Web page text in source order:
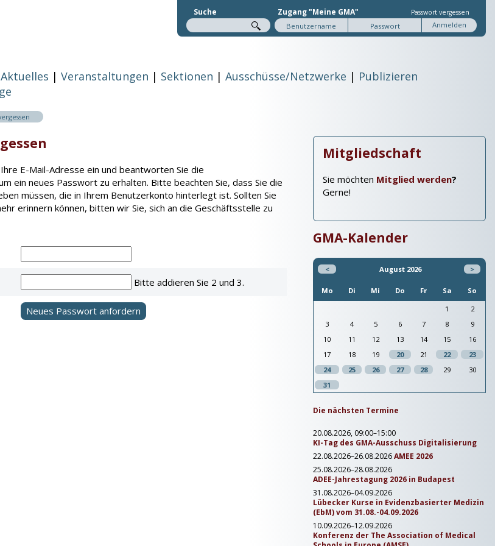
Suche Zugang "Meine GMA" Passwort vergessen
Aktuelles Veranstaltungen Sektionen Ausschüsse/Netzwerke
Publizieren
E-Mail-Adresse ein und beantworten Sie die
ein neues Passwort zu erhalten. Bitte beachten Sie, dass Sie die
müssen, die in Ihrem Benutzerkonto hinterlegt ist. Sollten Sie
erinnern können, bitten wir Sie, sich an die Geschäftsstelle zu
Bitte addieren Sie 2 und 3.
Mitgliedschaft
Sie möchten Mitglied werden?
Gerne!
GMA-Kalender
< August 2026 >
Mo Di Mi Do Fr Sa
So
1
2
3
4 5 6 7 8
9
10
11 12 13 14 15
16
17
18 19 20 21 22
23
24
25 26 27 28 29
30
31
Die nächsten Termine
20.08.2026, 09:00–15:00
KI-Tag des GMA-Ausschuss Digitalisierung
22.08.2026–26.08.2026AMEE 2026
25.08.2026–28.08.2026
ADEE-Jahrestagung 2026 in Budapest
31.08.2026–04.09.2026
Lübecker Kurse in Evidenzbasierter Medizin
(EbM) vom 31.08.-04.09.2026
10.09.2026–12.09.2026
Konferenz der The Association of Medical